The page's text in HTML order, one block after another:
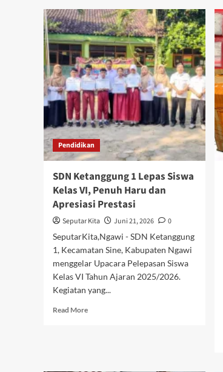
Turnamen
Esport
Mobile
Legends
Kapolres
Jombang
Cup
Sukses
Digelar,
Juara
Siap
Wakili
Jombang
ke
Polda
Jatim
Pendidikan
SDN Ketanggung 1 Lepas Siswa
Kelas VI, Penuh Haru dan
Apresiasi Prestasi
Seputar Kita Juni 21, 2026
0
SeputarKita,Ngawi - SDN Ketanggung
1, Kecamatan Sine, Kabupaten Ngawi
menggelar Upacara Pelepasan Siswa
Kelas VI Tahun Ajaran 2025/2026.
Kegiatan yang...
Read MoreRead